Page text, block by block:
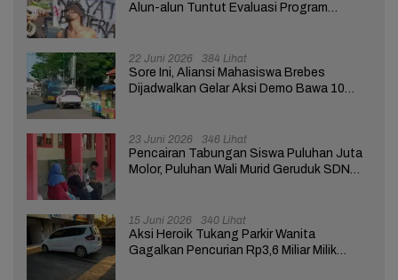
Alun-alun Tuntut Evaluasi Program
22 Juni 2026 384 Lihat
Sore Ini, Aliansi Mahasiswa Brebes
Dijadwalkan Gelar Aksi Demo Bawa 10
23 Juni 2026 346 Lihat
Pencairan Tabungan Siswa Puluhan Juta
Molor, Puluhan Wali Murid Geruduk SDN
15 Juni 2026 340 Lihat
Aksi Heroik Tukang Parkir Wanita
Gagalkan Pencurian Rp3,6 Miliar Milik